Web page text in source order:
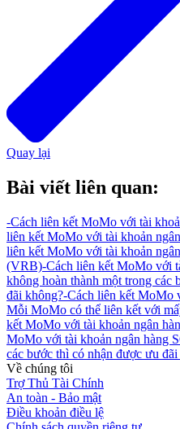
Quay lại
Bài viết liên quan:
-Cách liên kết MoMo với tài
liên kết MoMo với tài khoản
liên kết MoMo với tài khoản
(VRB)-Cách liên kết MoMo với
không hoàn thành một trong các
đãi không?-Cách liên kết MoMo
Mỗi MoMo có thể liên kết với
kết MoMo với tài khoản ngân
MoMo với tài khoản ngân hàng
các bước thì có nhận được ưu
Về chúng tôi
Trợ Thủ Tài Chính
An toàn - Bảo mật
Điều khoản điều lệ